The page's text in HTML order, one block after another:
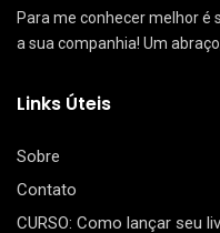
Para me conhecer melhor é
a sua companhia! Um
Links Úteis
Sobre
Contato
CURSO: Como lançar seu